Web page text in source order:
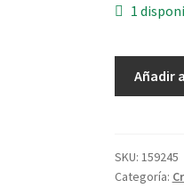
1
Ishpink
-
Añadir
SKU: 159245
Categoría: